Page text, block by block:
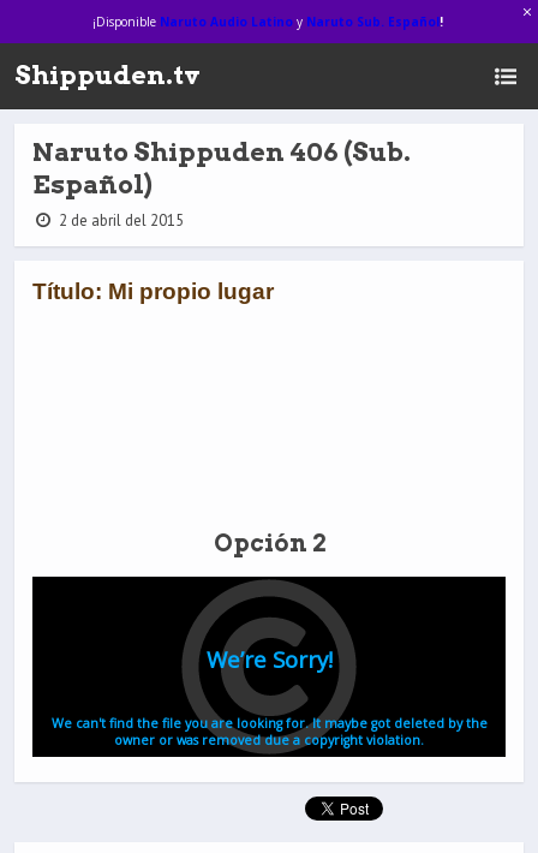
¡Disponible Naruto Audio Latinoy Naruto Sub. Español!
Shippuden.tv
Naruto Shippuden 406 (Sub.
Español)
2 de abril del 2015
Título: Mi propio lugar
Opción 2